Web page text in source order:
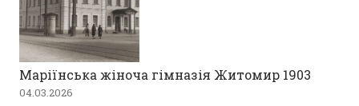
Маріїнська жіноча гімназія Житомир 1903
04.03.2026